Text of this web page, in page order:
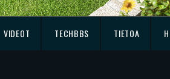
VIDEOT TECHBBS TIETOA